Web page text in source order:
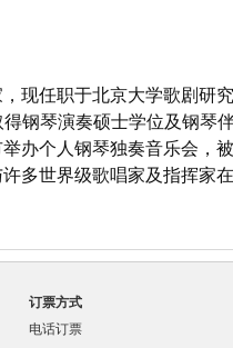
现任职于北京大学歌剧研
得钢琴演奏硕士学位及钢
办个人钢琴独奏音乐会，
多世界级歌唱家及指挥家
订票方式
电话订票